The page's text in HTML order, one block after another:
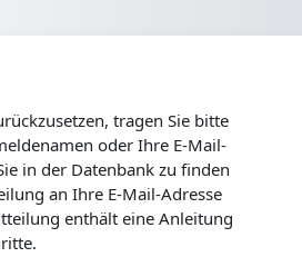
tragen Sie bitte
oder Ihre E-Mail-
in der Datenbank zu finden
an Ihre E-Mail-Adresse
enthält eine Anleitung